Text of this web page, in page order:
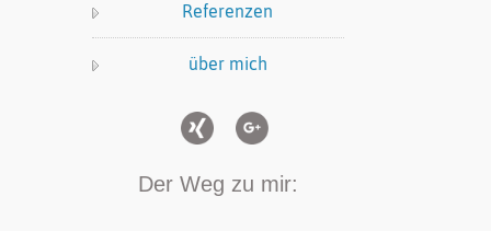
Referenzen
über mich
Der Weg zu mir: